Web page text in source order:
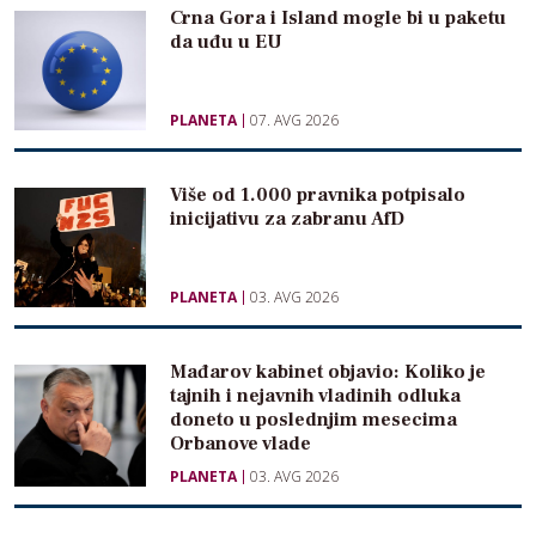
Crna Gora i Island mogle bi u paketu
da uđu u EU
PLANETA 07. AVG 2026
Više od 1.000 pravnika potpisalo
inicijativu za zabranu AfD
PLANETA 03. AVG 2026
Mađarov kabinet objavio: Koliko je
tajnih i nejavnih vladinih odluka
doneto u poslednjim mesecima
Orbanove vlade
PLANETA 03. AVG 2026